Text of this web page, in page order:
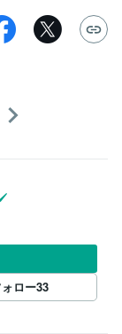
ロー33